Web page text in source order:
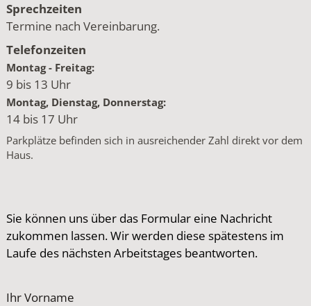
Sprechzeiten
Termine nach Vereinbarung.
Telefonzeiten
Montag - Freitag:
9 bis 13 Uhr
Montag, Dienstag, Donnerstag:
14 bis 17 Uhr
Parkplätze befinden sich in ausreichender Zahl direkt vor dem
Haus.
Sie können uns über das Formular eine Nachricht
zukommen lassen. Wir werden diese spätestens im
Laufe des nächsten Arbeitstages beantworten.
Ihr Vorname